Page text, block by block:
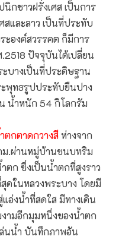
นิกชาวฝรั่งเศส เป็นการ
สและลาว เป็นที่ประทับ
ะองค์สวรรคต ก็มีการ
ปัจจุบันได้เปลี่ยน
บางเป็นที่ประดิษฐาน
พุทธรูปประทับยืนปาง
นํ้าหนัก 54 กิโลกรัม
ตกตาดกวางสีห่างจาก
ม.ผ่านหมู่บ้านชนบทริม
ตก ซึ่งเป็นนํ้าตกที่สูงราว
ดในหลวงพระบาง โดยมี
งนํ้าที่สดใส มีทางเดิน
ามอีกมุมหนึ่งของนํ้าตก
นนํ้า บันทึกภาพอัน